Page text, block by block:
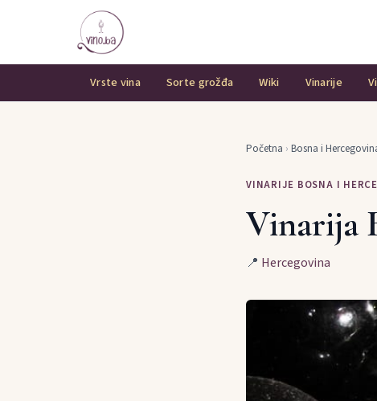
Vrste vina Sorte grožđa Wiki Vinarije
Početna › Bosna i
VINARIJE BOSNA I
Vinarija
📍 Hercegovina